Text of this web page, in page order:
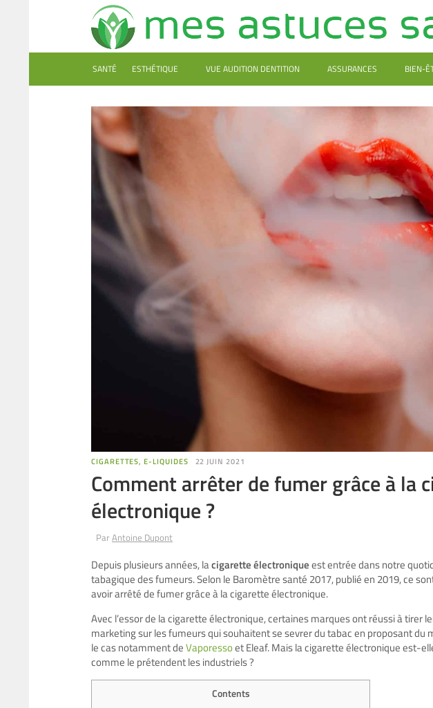
SANTÉ ESTHÉTIQUE VUE AUDITION DENTITION ASSURANCES BIEN-
CIGARETTES, E-LIQUIDES 22 JUIN 2021
Comment arrêter de fumer grâce à la
électronique ?
Par Antoine Dupont
Depuis plusieurs années, lacigarette électroniqueest entrée dans notre
tabagique des fumeurs. Selon le Baromètre santé 2017, publié en 2019, ce
avoir arrêté de fumer grâce à la cigarette électronique.
Avec l’essor de la cigarette électronique, certaines marques ont réussi à tirer
marketing sur les fumeurs qui souhaitent se sevrer du tabac en proposant du
le cas notamment deVaporessoet Eleaf. Mais la cigarette électronique est-
comme le prétendent les industriels ?
Contents